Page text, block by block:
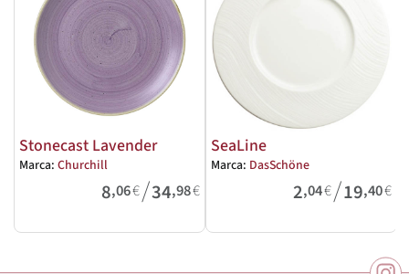
Stonecast Lavender
Marca: Churchill
8,06€/34,98€
SeaLine
Marca: DasSchöne
2,04€/19,40€